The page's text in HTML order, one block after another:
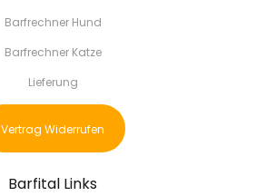
Barfrechner Hund
Barfrechner Katze
Lieferung
Vertrag Widerrufen
Barfital Links